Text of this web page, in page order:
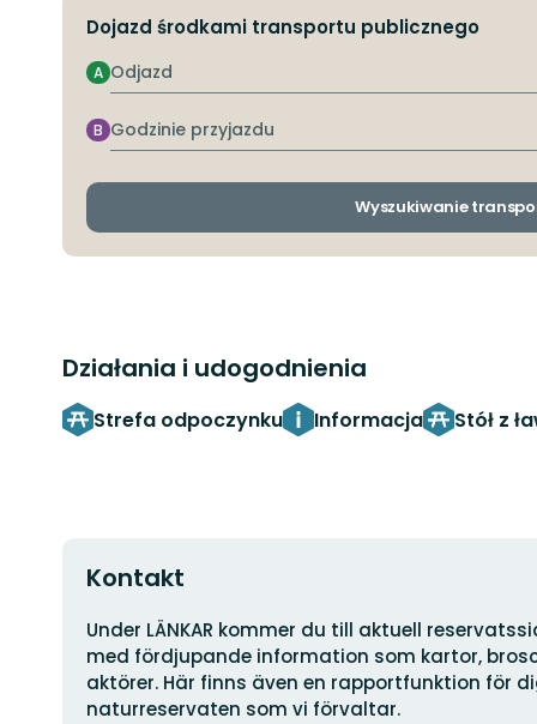
Dojazd środkami transportu publicznego
Odjazd
A
Godzinie
przyjazdu
B
Wyszukiwanie
Działania i udogodnienia
Strefa odpoczynku Informacja Stół z
Kontakt
Adres
Under LÄNKAR kommer du till aktuell
med fördjupande information som kartor,
aktörer. Här finns även en rapportfunktion för
naturreservaten som vi förvaltar.